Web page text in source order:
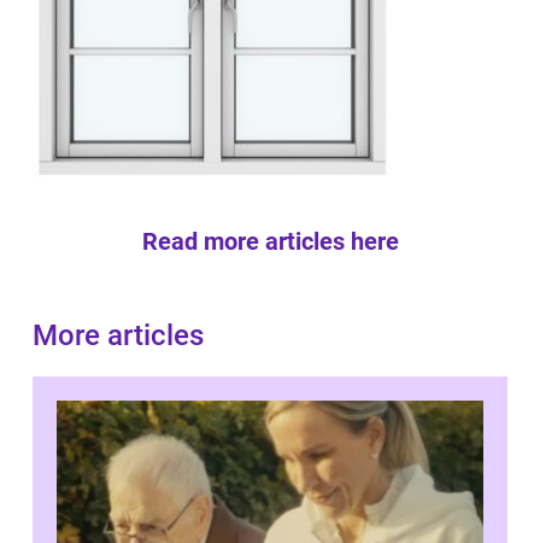
Read more articles here
More articles